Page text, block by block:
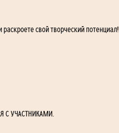
свой творческий потенциал!
С УЧАСТНИКАМИ.